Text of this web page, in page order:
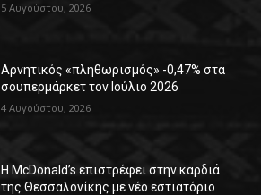
5 Αυγούστου, 2026
Αρνητικός «πληθωρισμός» -0,47% στα
σουπερμάρκετ τον Ιούλιο 2026
4 Αυγούστου, 2026
Η McDonald’s επιστρέφει στην καρδιά
της Θεσσαλονίκης με νέο εστιατόριο